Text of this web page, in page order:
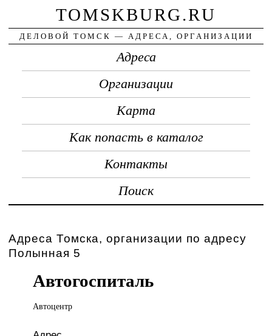
TOMSKBURG.RU
ДЕЛОВОЙ ТОМСК — АДРЕСА, ОРГАНИЗАЦИИ
Адреса
Организации
Карта
Как попасть в каталог
Контакты
Поиск
Адреса Томска, организации по адресу
Полынная 5
Автогоспиталь
Автоцентр